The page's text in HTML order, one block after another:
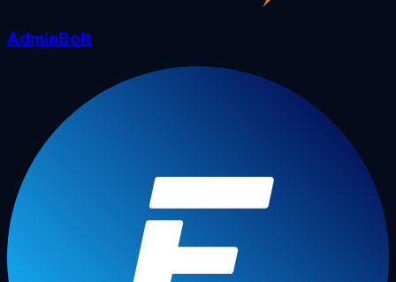
AdminBolt